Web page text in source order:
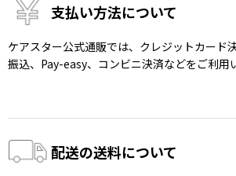
支払い方法について
ケアスター公式通販では、クレジットカード
振込、Pay-easy、コンビニ決済などをご利用
配送の送料について